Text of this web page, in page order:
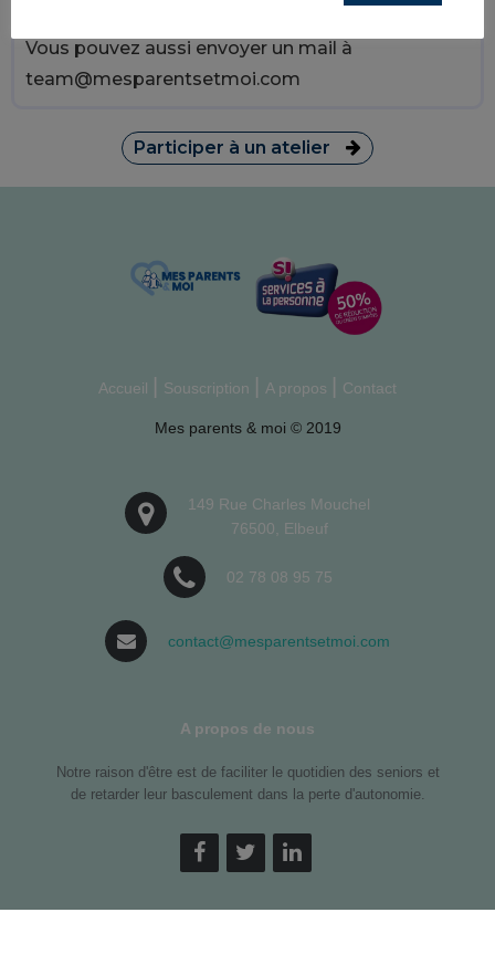
Vous pouvez aussi envoyer un mail à
team@mesparentsetmoi.com
Participer à un atelier
Accueil Souscription A propos Contact
Mes parents & moi © 2019
149 Rue Charles Mouchel
76500, Elbeuf
02 78 08 95 75
contact@mesparentsetmoi.com
A propos de nous
Notre raison d'être est de faciliter le quotidien des seniors et
de retarder leur basculement dans la perte d'autonomie.